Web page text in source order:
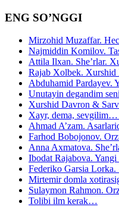
ENG SO’NGGI
Mirzohid Muzaffar.
Najmiddin Komilov.
Attila Ilxan. She’rlar.
Rajab Xolbek. Xurshid
Abduhamid Pardayev.
Unutayin degandim
Xurshid Davron &
Xayr, dema, sevgilim…
Ahmad A’zam.
Farhod Bobojonov.
Anna Axmatova.
Ibodat Rajabova. Yangi
Federiko Garsia Lorka.
Mirtemir domla
Sulaymon Rahmon.
Tolibi ilm kerak…